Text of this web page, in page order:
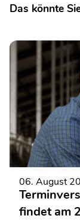
Das könnte
06. August
findet am